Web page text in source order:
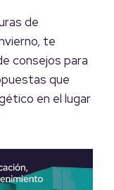
de
te
consejos para
que
en el lugar